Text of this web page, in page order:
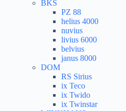
BKS
PZ 88
helius 4000
nuvius
livius 6000
belvius
janus 8000
DOM
RS Sirius
ix Teco
ix Twido
ix Twinstar